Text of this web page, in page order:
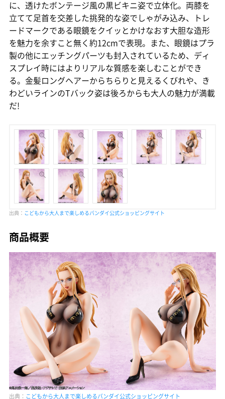
に、透けたボンテージ風の黒ビキニ姿で立体化。両膝を
立てて足首を交差した挑発的な姿でしゃがみ込み、トレ
ードマークである眼鏡をクイッとかけなおす大胆な造形
を魅力を余すこと無く約12cmで表現。また、眼鏡はプラ
製の他にエッチングパーツも封入されているため、ディ
スプレイ時にはよりリアルな質感を楽しむことができ
る。金髪ロングヘアーからちらりと見えるくびれや、き
わどいラインのTバック姿は後ろからも大人の魅力が満載
だ!
出典： こどもから大人まで楽しめるバンダイ公式ショッピングサイト
商品概要
出典： こどもから大人まで楽しめるバンダイ公式ショッピングサイト